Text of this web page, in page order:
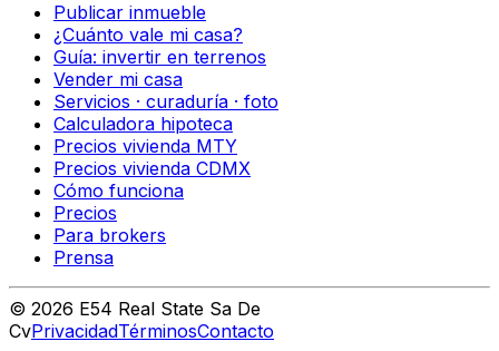
Publicar inmueble
¿Cuánto vale mi casa?
Guía: invertir en terrenos
Vender mi casa
Servicios · curaduría · foto
Calculadora hipoteca
Precios vivienda MTY
Precios vivienda CDMX
Cómo funciona
Precios
Para brokers
Prensa
© 2026 E54 Real State Sa De
CvPrivacidadTérminosContacto